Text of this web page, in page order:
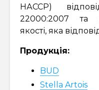
НАССР)
22000:2007 та
якості, яка
Продукція:
BUD
Stella Artois